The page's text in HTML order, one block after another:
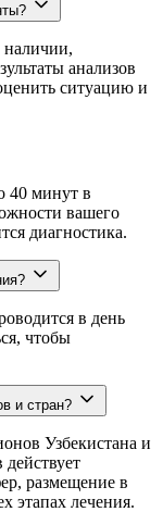
наличии,
анализов
ситуацию и
40 минут в
вашего
диагностика.
в день
чтобы
и стран?
Узбекистана и
размещение в
этапах лечения.